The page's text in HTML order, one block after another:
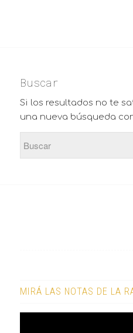
Buscar
Si los resultados no te
una nueva búsqueda
MIRÁ LAS NOTAS DE LA